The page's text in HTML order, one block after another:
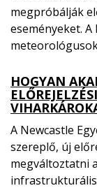
megpróbálják
eseményeket.
HOGYAN
A Newcastle
szereplő, új
megváltoztatni